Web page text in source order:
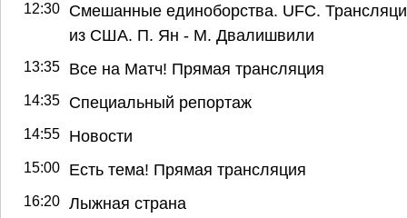
12:30
Смешанные единоборства. UFC.
из США. П. Ян - М. Двалишвили
13:35 Все на Матч! Прямая трансляция
14:35 Специальный репортаж
14:55 Новости
15:00 Есть тема! Прямая трансляция
16:20 Лыжная страна